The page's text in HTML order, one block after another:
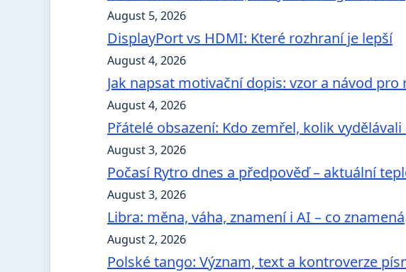
August 5, 2026
DisplayPort vs HDMI: Které rozhraní je lepší
August 4, 2026
Jak napsat motivační dopis: vzor a návod pro
August 4, 2026
Přátelé obsazení: Kdo zemřel, kolik
August 3, 2026
Počasí Rytro dnes a předpověď – aktuální
August 3, 2026
Libra: měna, váha, znamení i AI – co znamená
August 2, 2026
Polské tango: Význam, text a kontroverze